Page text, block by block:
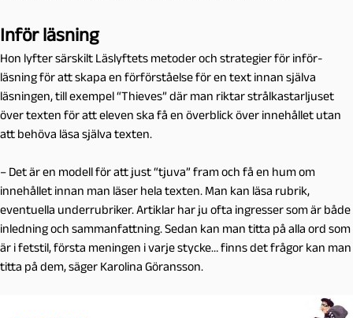
Inför läsning
Hon lyfter särskilt Läslyftets metoder och strategier för inför-
läsning för att skapa en förförståelse för en text innan själva
läsningen, till exempel “Thieves” där man riktar strålkastarljuset
över texten för att eleven ska få en överblick över innehållet utan
att behöva läsa själva texten.
– Det är en modell för att just “tjuva” fram och få en hum om
innehållet innan man läser hela texten. Man kan läsa rubrik,
eventuella underrubriker. Artiklar har ju ofta ingresser som är både
inledning och sammanfattning. Sedan kan man titta på alla ord som
är i fetstil, första meningen i varje stycke… finns det frågor kan man
titta på dem, säger Karolina Göransson.